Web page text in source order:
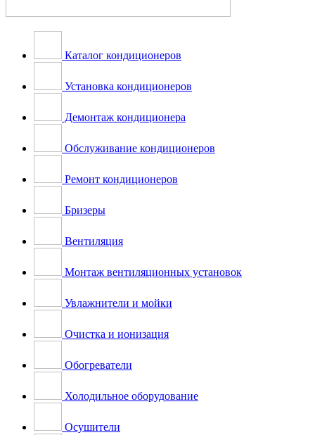
Каталог кондиционеров
Установка кондиционеров
Демонтаж кондиционера
Обслуживание кондиционеров
Ремонт кондиционеров
Бризеры
Вентиляция
Монтаж вентиляционных установок
Увлажнители и мойки
Очистка и ионизация
Обогреватели
Холодильное оборудование
Осушители